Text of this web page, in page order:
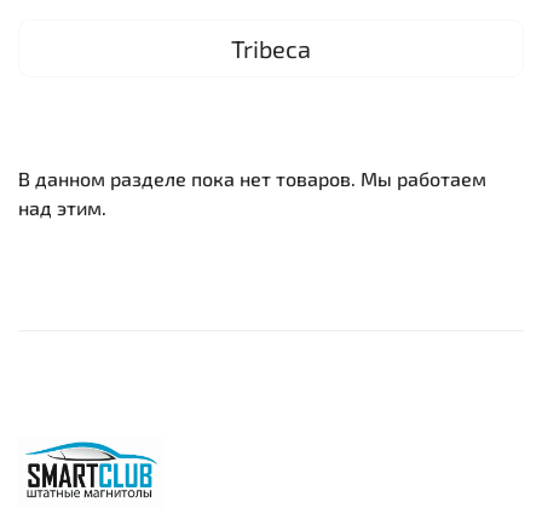
Tribeca
В данном разделе пока нет товаров. Мы работаем
над этим.